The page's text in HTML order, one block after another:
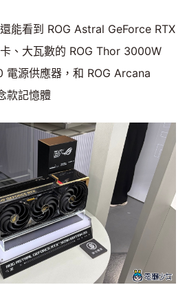
能看到 ROG Astral GeForce RTX
、大瓦數的 ROG Thor 3000W
源供應器，和 ROG Arcana
款記憶體